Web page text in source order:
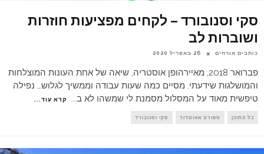
סקי וסנובורד – לקחים מפציעות חוזרות
ושוברות לב
כותבים אורחים 26 באפריל 2020
פברואר 2018, מאיירהופן אוסטריה, שיאה של אחת העונות המוצלחות
והמושלגות שידעתי. מסיים כמה שעות עבודה וממשיך לגלוש… נפילה
טיפשית מאוד על המסלול מסמנת לי שמשהו לא ב... קרא עוד...
כל התוכן ספורט אאוטדור סקי וסנובורד